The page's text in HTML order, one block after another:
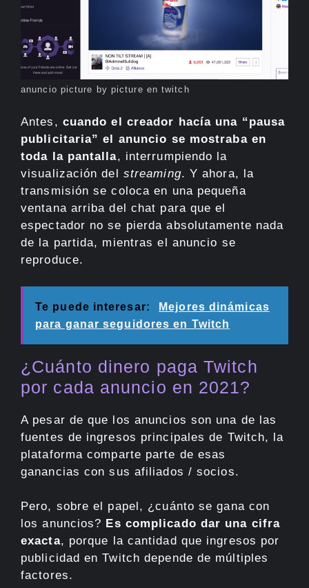
anuncio picture by picture en twitch
Antes, cuando el creador hacía una “pausa
publicitaria” el anuncio se mostraba en
toda la pantalla, interrumpiendo la
visualización del streaming. Y ahora, la
transmisión se coloca en una pequeña
ventana arriba del chat para que el
espectador no se pierda absolutamente nada
de la partida, mientras el anuncio se
reproduce.
Te puede interesar:
Mejores dinámicas
para ganar seguidores en Twitch
¿Cuánto dinero paga Twitch
por cada anuncio en 2021?
A pesar de que los anuncios son una de las
fuentes de ingresos principales de Twitch, la
plataforma comparte parte de esas
ganancias con sus afiliados / socios.
Pero, sobre el papel, ¿cuánto se gana con
los anuncios? Es complicado dar una cifra
exacta, porque la cantidad que ingresos por
publicidad en Twitch depende de múltiples
factores.